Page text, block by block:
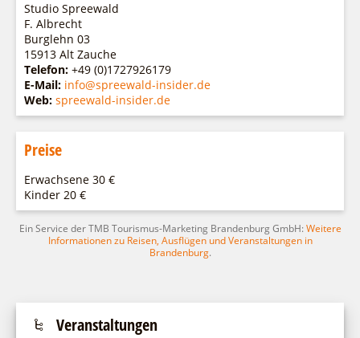
Studio Spreewald
F. Albrecht
Burglehn 03
15913 Alt Zauche
Telefon: +49 (0)1727926179
E-Mail: info@spreewald-insider.de
Web: spreewald-insider.de
Preise
Erwachsene 30 €
Kinder 20 €
Ein Service der TMB Tourismus-Marketing Brandenburg GmbH:Weitere
Informationen zu Reisen, Ausflügen und Veranstaltungen in
Brandenburg.
Veranstaltungen